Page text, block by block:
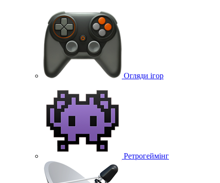
Огляди ігор
Ретрогеймінг